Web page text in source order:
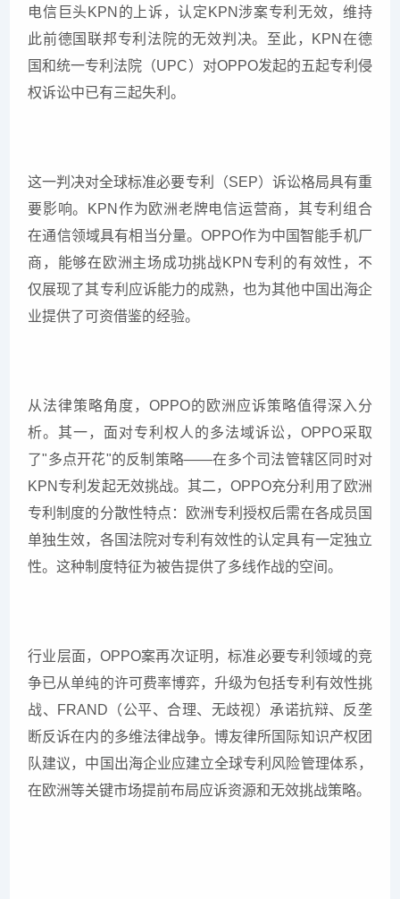
电信巨头KPN的上诉，认定KPN涉案专利无效，维持
此前德国联邦专利法院的无效判决。至此，KPN在德
国和统一专利法院（UPC）对OPPO发起的五起专利侵
权诉讼中已有三起失利。
这一判决对全球标准必要专利（SEP）诉讼格局具有重
要影响。KPN作为欧洲老牌电信运营商，其专利组合
在通信领域具有相当分量。OPPO作为中国智能手机厂
商，能够在欧洲主场成功挑战KPN专利的有效性，不
仅展现了其专利应诉能力的成熟，也为其他中国出海企
业提供了可资借鉴的经验。
从法律策略角度，OPPO的欧洲应诉策略值得深入分
析。其一，面对专利权人的多法域诉讼，OPPO采取
了"多点开花"的反制策略——在多个司法管辖区同时对
KPN专利发起无效挑战。其二，OPPO充分利用了欧洲
专利制度的分散性特点：欧洲专利授权后需在各成员国
单独生效，各国法院对专利有效性的认定具有一定独立
性。这种制度特征为被告提供了多线作战的空间。
行业层面，OPPO案再次证明，标准必要专利领域的竞
争已从单纯的许可费率博弈，升级为包括专利有效性挑
战、FRAND（公平、合理、无歧视）承诺抗辩、反垄
断反诉在内的多维法律战争。博友律所国际知识产权团
队建议，中国出海企业应建立全球专利风险管理体系，
在欧洲等关键市场提前布局应诉资源和无效挑战策略。